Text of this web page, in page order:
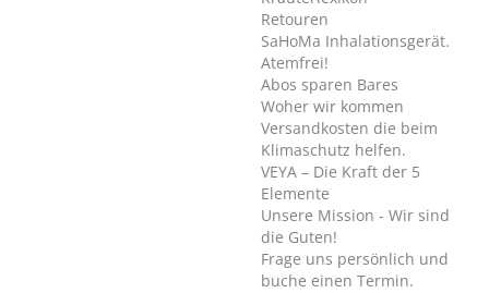
Retouren
SaHoMa Inhalationsgerät.
Atemfrei!
Abos sparen Bares
Woher wir kommen
Versandkosten die beim
Klimaschutz helfen.
VEYA – Die Kraft der 5
Elemente
Unsere Mission - Wir sind
die Guten!
Frage uns persönlich und
buche einen Termin.